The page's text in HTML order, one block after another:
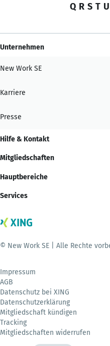
Q R S T U
Unternehmen
New Work SE
Karriere
Presse
Hilfe & Kontakt
Mitgliedschaften
Hauptbereiche
Services
© New Work SE | Alle Rechte
Impressum
AGB
Datenschutz bei XING
Datenschutzerklärung
Mitgliedschaft kündigen
Tracking
Mitgliedschaften widerrufen